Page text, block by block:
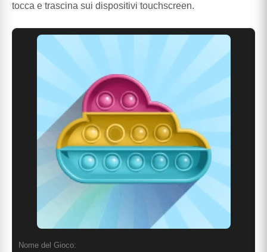
tocca e trascina sui dispositivi touchscreen.
Nome del Gioco: